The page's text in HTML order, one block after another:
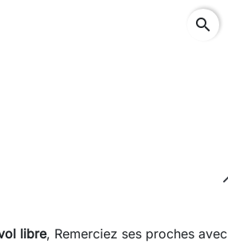
search
libre, Remerciez ses proches avec